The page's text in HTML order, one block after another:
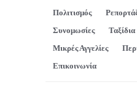
Πολιτισμός
Συνομωσίες
Ταξίδια
Μικρές Αγγελίες
Επικοινωνία